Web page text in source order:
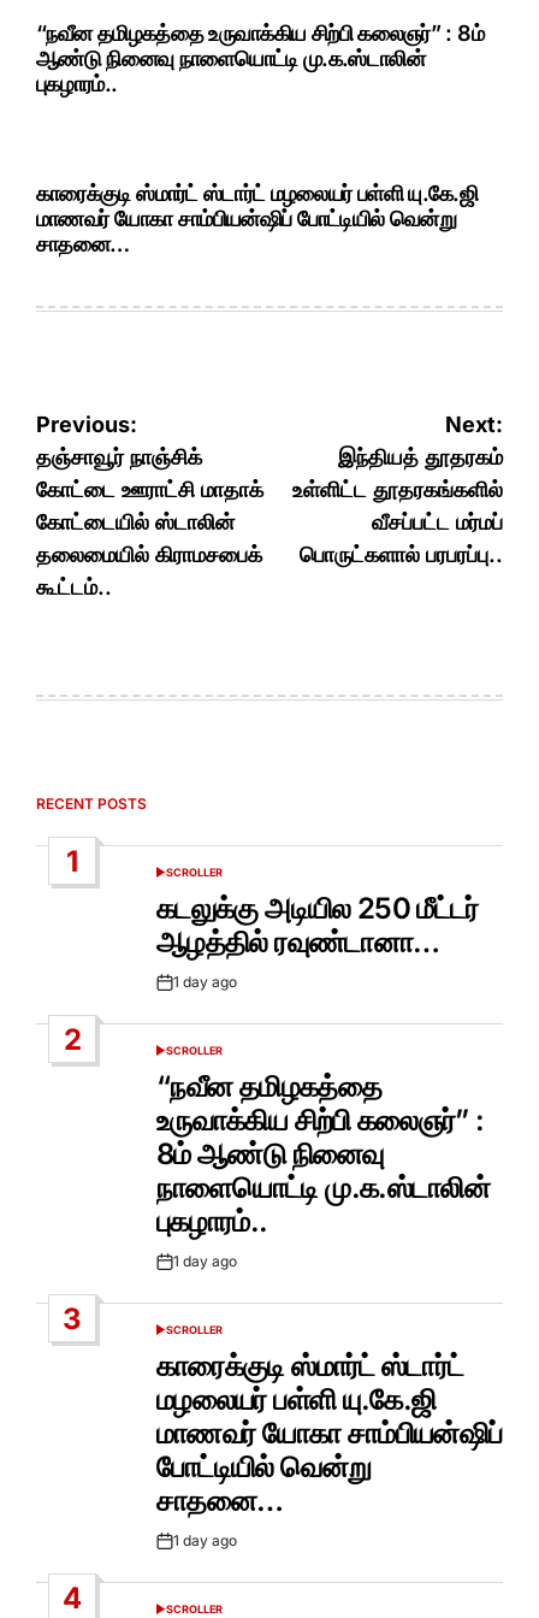
“நவீன தமிழகத்தை உருவாக்கிய சிற்பி கலைஞர்” : 8ம்
ஆண்டு நினைவு நாளையொட்டி மு.க.ஸ்டாலின்
புகழாரம்..
காரைக்குடி ஸ்மார்ட் ஸ்டார்ட் மழலையர் பள்ளி யு.கே.ஜி
மாணவர் யோகா சாம்பியன்ஷிப் போட்டியில் வென்று
சாதனை…
Post
navigation
Previous:
தஞ்சாவூர் நாஞ்சிக்
கோட்டை ஊராட்சி மாதாக்
கோட்டையில் ஸ்டாலின்
தலைமையில் கிராமசபைக்
கூட்டம்..
Next:
இந்தியத் தூதரகம்
உள்ளிட்ட தூதரகங்களில்
வீசப்பட்ட மர்மப்
பொருட்களால் பரபரப்பு..
RECENT POSTS
1
POSTED
SCROLLER
கடலுக்கு அடியில 250 மீட்டர்
ஆழத்தில் ரவுண்டானா…
Post1 day ago
2
POSTED
IN
SCROLLER
“நவீன தமிழகத்தை
உருவாக்கிய சிற்பி கலைஞர்” :
8ம் ஆண்டு நினைவு
நாளையொட்டி மு.க.ஸ்டாலின்
புகழாரம்..
Post1 day ago
3
POSTED
SCROLLER
காரைக்குடி ஸ்மார்ட் ஸ்டார்ட்
மழலையர் பள்ளி யு.கே.ஜி
மாணவர் யோகா சாம்பியன்ஷிப்
போட்டியில் வென்று
சாதனை…
Post1 day ago
4
POSTED
SCROLLER